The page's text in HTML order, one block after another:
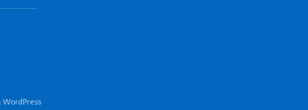
WordPress